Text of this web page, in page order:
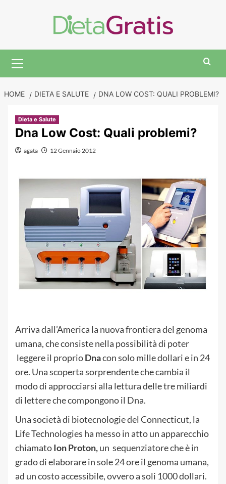
Menu
HOME DIETA E SALUTE DNA LOW COST: QUALI PROBLEMI?
Dieta e Salute
Dna Low Cost: Quali problemi?
agata 12 Gennaio 2012
Arriva dall’America la nuova frontiera del genoma
umana, che consiste nella possibilità di poter
leggere il proprioDnacon solo mille dollari e in 24
ore. Una scoperta sorprendente che cambia il
modo di approcciarsi alla lettura delle tre miliardi
di lettere che compongono il Dna.
Una società di biotecnologie del Connecticut, la
Life Technologies ha messo in atto un apparecchio
chiamatoIon Proton,un sequenziatore che è in
grado di elaborare in sole 24 ore il genoma umana,
ad un costo accessibile, ovvero a soli 1000 dollari.